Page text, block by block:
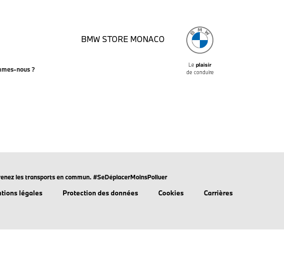
BMW STORE MONACO
Le plaisir
de conduire
nous ?
les transports en commun. #SeDéplacerMoinsPolluer
légales Protection des données Cookies
Carrières